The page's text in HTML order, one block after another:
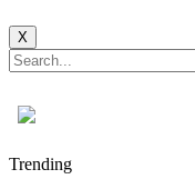
X
Trending